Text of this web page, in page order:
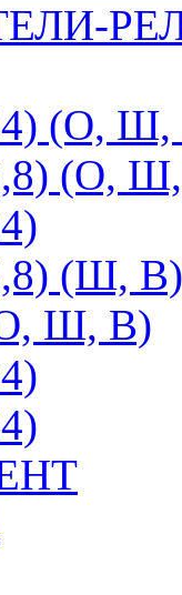
(О,
(О,
(Ш, В)
Ш, В)